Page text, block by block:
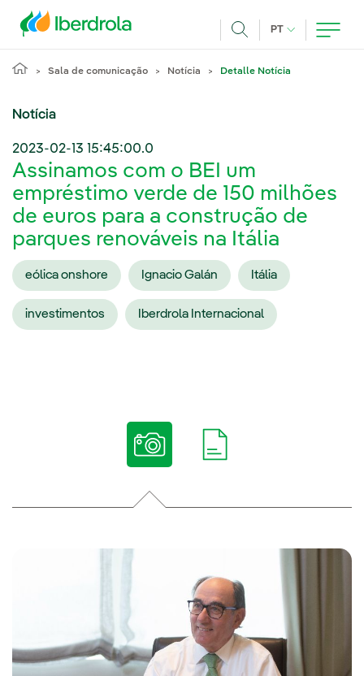
PT IDIOMA ATUAL,
Sala de comunicação Notícia Detalle Notícia
Notícia
2023-02-13 15:45:00.0
Assinamos com o BEI um
empréstimo verde de 150 milhões
de euros para a construção de
parques renováveis na Itália
eólica onshore Ignacio Galán Itália
investimentos Iberdrola Internacional